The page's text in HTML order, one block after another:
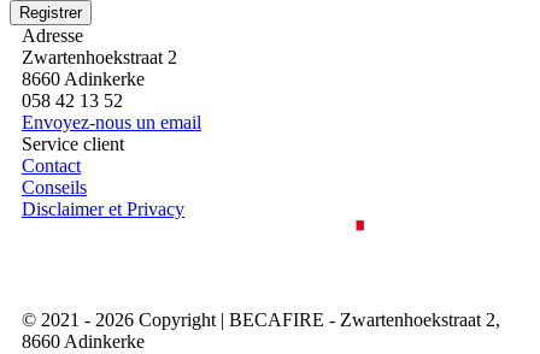
Adresse
Zwartenhoekstraat 2
8660 Adinkerke
058 42 13 52
Envoyez-nous un email
Service client
Contact
Conseils
Disclaimer et Privacy
© 2021 - 2026 Copyright | BECAFIRE - Zwartenhoekstraat 2,
8660 Adinkerke